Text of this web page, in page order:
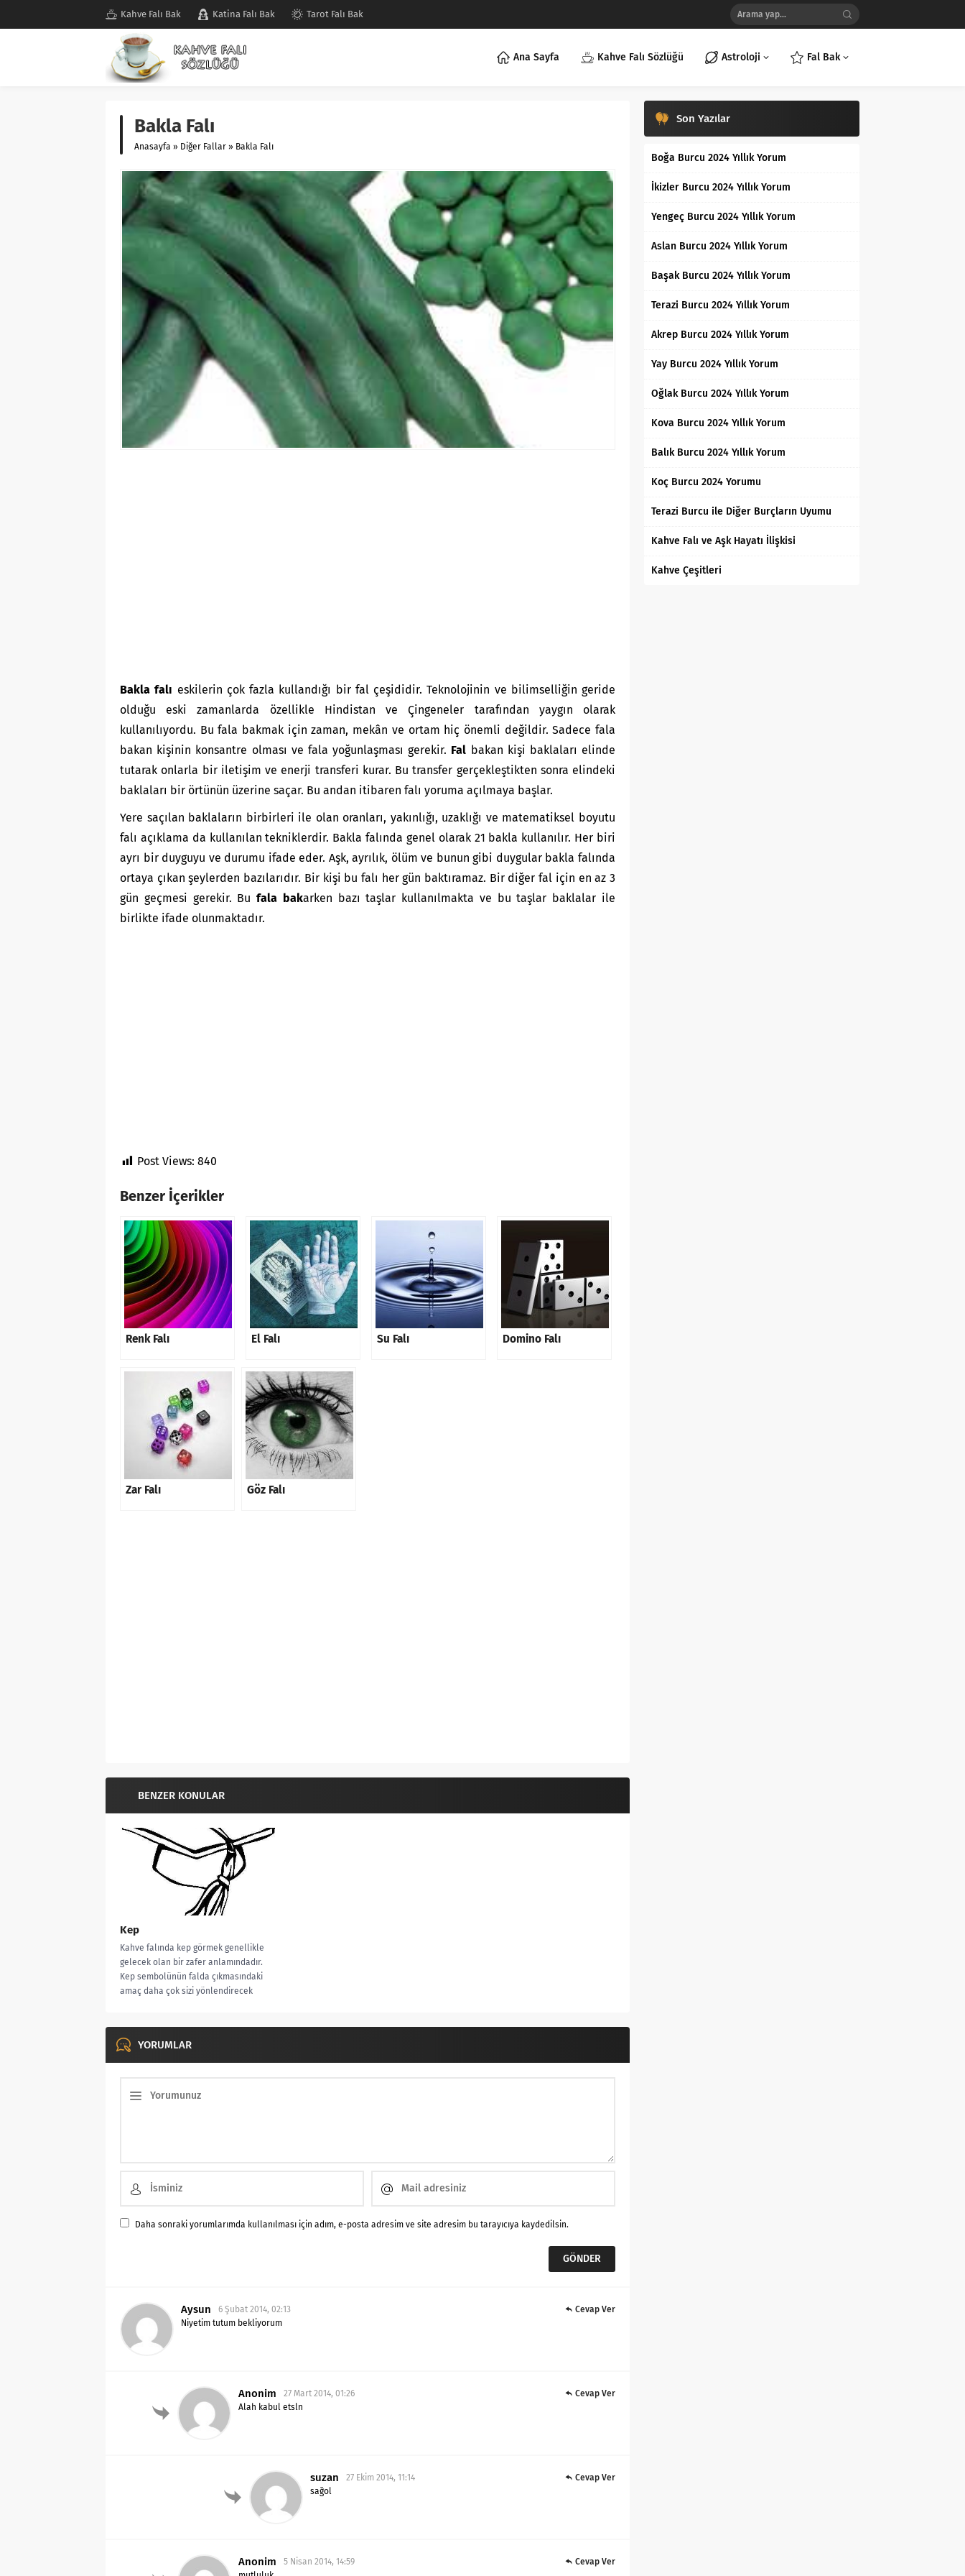
Kahve Falı Bak Katina Falı Bak Tarot Falı Bak
Ana Sayfa Kahve Falı Sözlüğü Astroloji Fal Bak
Bakla Falı
Anasayfa » Diğer Fallar » Bakla Falı
Bakla falı eskilerin çok fazla kullandığı bir fal çeşididir. Teknolojinin ve bilimselliğin geride
olduğu eski zamanlarda özellikle Hindistan ve Çingeneler tarafından yaygın olarak
kullanılıyordu. Bu fala bakmak için zaman, mekân ve ortam hiç önemli değildir. Sadece fala
bakan kişinin konsantre olması ve fala yoğunlaşması gerekir. Fal bakan kişi baklaları elinde
tutarak onlarla bir iletişim ve enerji transferi kurar. Bu transfer gerçekleştikten sonra elindeki
baklaları bir örtünün üzerine saçar. Bu andan itibaren falı yoruma açılmaya başlar.
Yere saçılan baklaların birbirleri ile olan oranları, yakınlığı, uzaklığı ve matematiksel boyutu
falı açıklama da kullanılan tekniklerdir. Bakla falında genel olarak 21 bakla kullanılır. Her biri
ayrı bir duyguyu ve durumu ifade eder. Aşk, ayrılık, ölüm ve bunun gibi duygular bakla falında
ortaya çıkan şeylerden bazılarıdır. Bir kişi bu falı her gün baktıramaz. Bir diğer fal için en az 3
gün geçmesi gerekir. Bufala bakarken bazı taşlar kullanılmakta ve bu taşlar baklalar ile
birlikte ifade olunmaktadır.
Post Views: 840
Benzer İçerikler
Renk Falı El Falı Su Falı Domino Falı
Zar Falı Göz Falı
BENZER KONULAR
Kep
Kahve falında kep görmek genellikle
gelecek olan bir zafer anlamındadır.
Kep sembolünün falda çıkmasındaki
amaç daha çok sizi yönlendirecek
YORUMLAR
Daha sonraki yorumlarımda kullanılması için adım, e-posta adresim ve site adresim bu tarayıcıya kaydedilsin.
Aysun
6 Şubat 2014, 02:13
Niyetim tutum bekliyorum
Cevap Ver
Anonim
27 Mart 2014, 01:26
Alah kabul etsln
Cevap Ver
suzan
27 Ekim 2014, 11:14
sağol
Cevap Ver
Anonim
5 Nisan 2014, 14:59
Cevap Ver
Son Yazılar
Boğa Burcu 2024 Yıllık Yorum
İkizler Burcu 2024 Yıllık Yorum
Yengeç Burcu 2024 Yıllık Yorum
Aslan Burcu 2024 Yıllık Yorum
Başak Burcu 2024 Yıllık Yorum
Terazi Burcu 2024 Yıllık Yorum
Akrep Burcu 2024 Yıllık Yorum
Yay Burcu 2024 Yıllık Yorum
Oğlak Burcu 2024 Yıllık Yorum
Kova Burcu 2024 Yıllık Yorum
Balık Burcu 2024 Yıllık Yorum
Koç Burcu 2024 Yorumu
Terazi Burcu ile Diğer Burçların Uyumu
Kahve Falı ve Aşk Hayatı İlişkisi
Kahve Çeşitleri